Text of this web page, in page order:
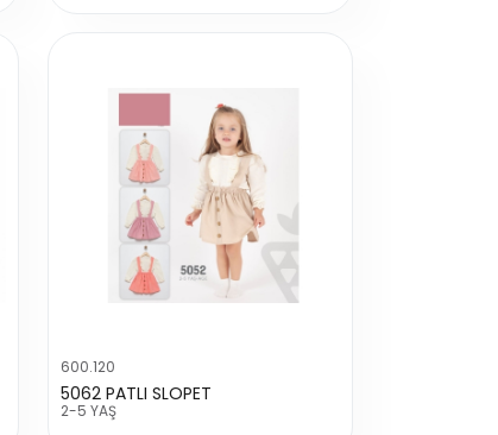
600.120
5062 PATLI SLOPET
2-5 YAŞ